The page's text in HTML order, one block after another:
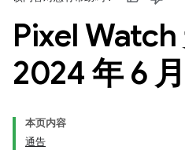
Pixel
2024 年 6 月
本页内容
通告